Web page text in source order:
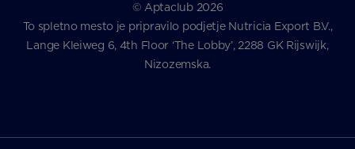
© Aptaclub 2026
To spletno mesto je pripravilo podjetje Nutricia Export B.V.,
Lange Kleiweg 6, 4th Floor ‘The Lobby’, 2288 GK Rijswijk,
Nizozemska.